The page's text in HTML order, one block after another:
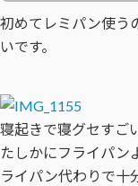
初めてレミパン使う
いです。
寝起きで寝グセすご
たしかにフライパン
ライパン代わりで十